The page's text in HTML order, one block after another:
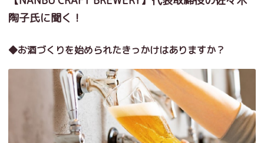
陶子氏に聞く！
◆お酒づくりを始められたきっかけはありますか？